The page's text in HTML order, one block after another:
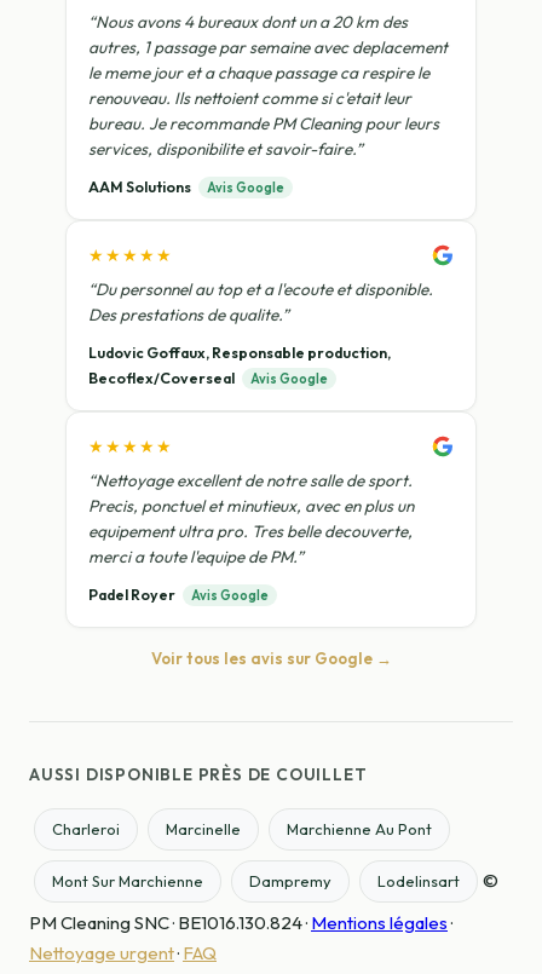
“Nous avons 4 bureaux dont un a 20 km des
autres, 1 passage par semaine avec deplacement
le meme jour et a chaque passage ca respire le
renouveau. Ils nettoient comme si c'etait leur
bureau. Je recommande PM Cleaning pour leurs
services, disponibilite et savoir-faire.”
AAM Solutions Avis Google
★★★★★
“Du personnel au top et a l'ecoute et disponible.
Des prestations de qualite.”
Ludovic Goffaux, Responsable production,
Becoflex/Coverseal
Avis Google
★★★★★
“Nettoyage excellent de notre salle de sport.
Precis, ponctuel et minutieux, avec en plus un
equipement ultra pro. Tres belle decouverte,
merci a toute l'equipe de PM.”
Padel Royer Avis Google
Voir tous les avis sur Google →
AUSSI DISPONIBLE PRÈS DE COUILLET
Charleroi Marcinelle Marchienne Au Pont
Mont Sur Marchienne Dampremy Lodelinsart
©
PM Cleaning SNC · BE1016.130.824 · Mentions légales·
Nettoyage urgent· FAQ